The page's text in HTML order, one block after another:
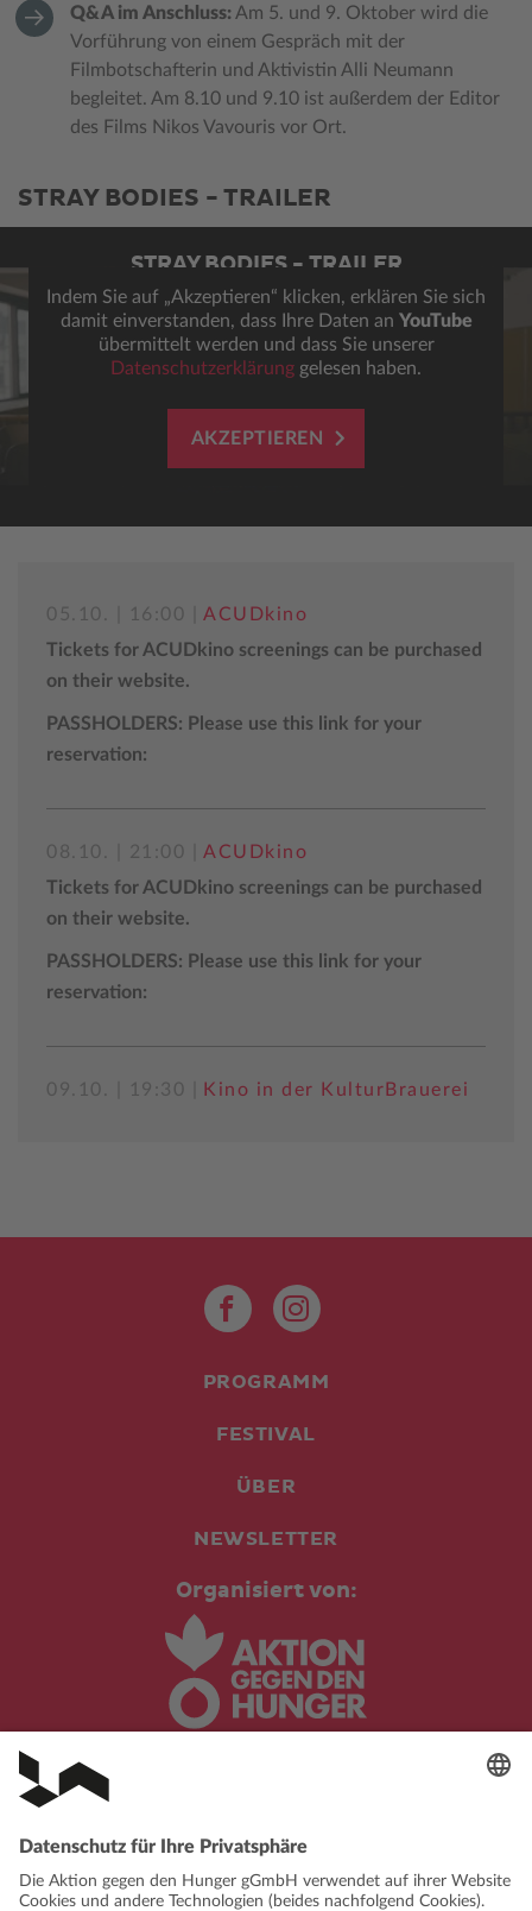
Q&A im Anschluss: Am 5. und 9. Oktober wird die
Vorführung von einem Gespräch mit der
Filmbotschafterin und Aktivistin Alli Neumann
begleitet. Am 8.10 und 9.10 ist außerdem der Editor
des Films Nikos Vavouris vor Ort.
STRAY BODIES - TRAILER
STRAY BODIES - TRAILER
Indem Sie auf „Akzeptieren“ klicken, erklären Sie sich
damit einverstanden, dass Ihre Daten an YouTube
übermittelt werden und dass Sie unserer
Datenschutzerklärung gelesen haben.
AKZEPTIEREN
05.10. | 16:00 |
ACUDkino
Tickets for ACUDkino screenings can be purchased
on their website.
PASSHOLDERS: Please use this link for your
reservation:
08.10. | 21:00 |
ACUDkino
Tickets for ACUDkino screenings can be purchased
on their website.
PASSHOLDERS: Please use this link for your
reservation:
09.10. | 19:30 | Kino in der KulturBrauerei
PROGRAMM
FESTIVAL
ÜBER
NEWSLETTER
Organisiert von: